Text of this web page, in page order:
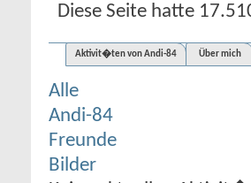
Diese Seite hatte
Aktivit�ten von Andi-84 Über mich
Alle
Andi-84
Freunde
Bilder